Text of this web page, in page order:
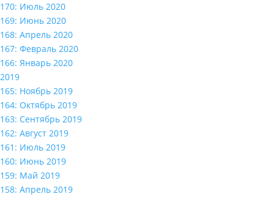
170: Июль 2020
169: Июнь 2020
168: Апрель 2020
167: Февраль 2020
166: Январь 2020
2019
165: Ноябрь 2019
164: Октябрь 2019
163: Сентябрь 2019
162: Август 2019
161: Июль 2019
160: Июнь 2019
159: Май 2019
158: Апрель 2019